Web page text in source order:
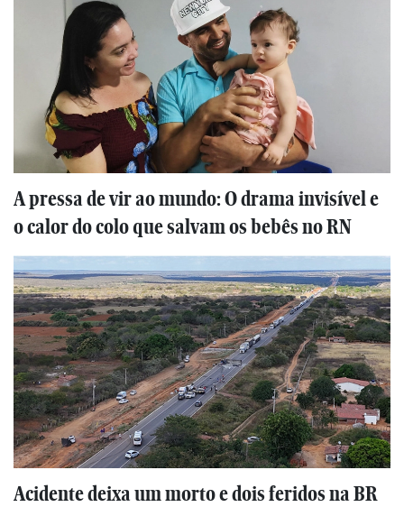
A pressa de vir ao mundo: O drama invisível e
o calor do colo que salvam os bebês no RN
Acidente deixa um morto e dois feridos na BR